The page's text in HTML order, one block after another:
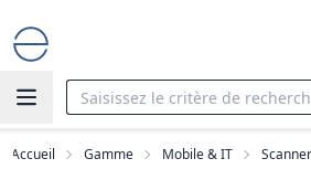
Accueil Gamme Mobile & IT Scanner